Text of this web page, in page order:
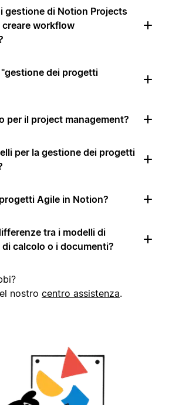
gestione di Notion Projects
workflow
dei progetti
per il project management?
per la gestione dei progetti
Agile in Notion?
tra i modelli di
calcolo o i documenti?
nostro centro assistenza.